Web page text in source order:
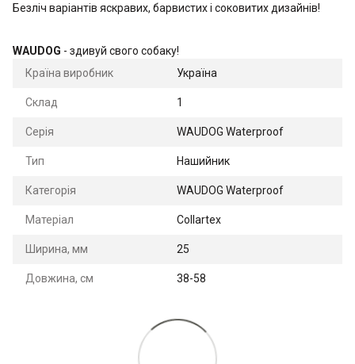
Безліч варіантів яскравих, барвистих і соковитих дизайнів!
WAUDOG - здивуй свого собаку!
Країна виробник
Україна
Склад 1
Серія WAUDOG Waterproof
Тип Нашийник
Категорія WAUDOG Waterproof
Матеріал Collartex
Ширина, мм 25
Довжина, см 38-58